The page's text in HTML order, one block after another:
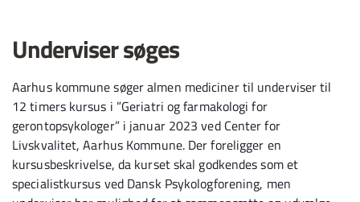
Underviser søges
Aarhus kommune søger almen mediciner til underviser til
12 timers kursus i ”Geriatri og farmakologi for
gerontopsykologer” i januar 2023 ved Center for
Livskvalitet, Aarhus Kommune. Der foreligger en
kursusbeskrivelse, da kurset skal godkendes som et
specialistkursus ved Dansk Psykologforening, men